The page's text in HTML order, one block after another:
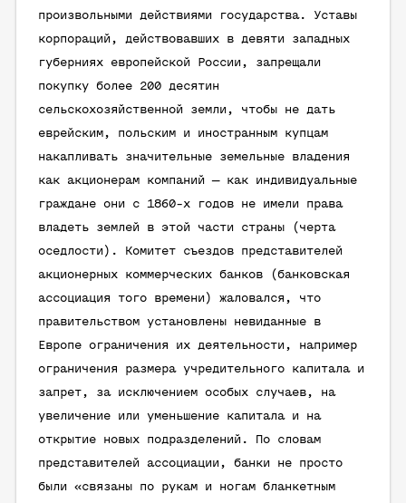
произвольными действиями государства. Уставы
корпораций, действовавших в девяти западных
губерниях европейской России, запрещали
покупку более 200 десятин
сельскохозяйственной земли, чтобы не дать
еврейским, польским и иностранным купцам
накапливать значительные земельные владения
как акционерам компаний — как индивидуальные
граждане они с 1860-х годов не имели права
владеть землей в этой части страны (черта
оседлости). Комитет съездов представителей
акционерных коммерческих банков (банковская
ассоциация того времени) жаловался, что
правительством установлены невиданные в
Европе ограничения их деятельности, например
ограничения размера учредительного капитала и
запрет, за исключением особых случаев, на
увеличение или уменьшение капитала и на
открытие новых подразделений. По словам
представителей ассоциации, банки не просто
были «связаны по рукам и ногам бланкетным